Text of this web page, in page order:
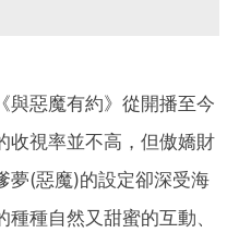
與惡魔有約》從開播至今
收視率並不高，但傲嬌財
夢(惡魔)的設定卻深受海
種自然又甜蜜的互動、